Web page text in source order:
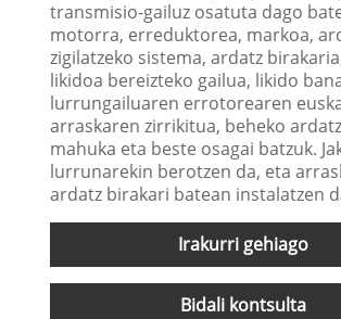
transmisio-gailuz osatuta dago
motorra, erreduktorea, markoa,
zigilatzeko sistema, ardatz
likidoa bereizteko gailua, likido
lurrungailuaren errotorearen
arraskaren zirrikitua, beheko
mahuka eta beste osagai batzuk.
lurrunarekin berotzen da, eta
ardatz birakari batean instalatzen
Irakurri gehiago
Bidali kontsulta